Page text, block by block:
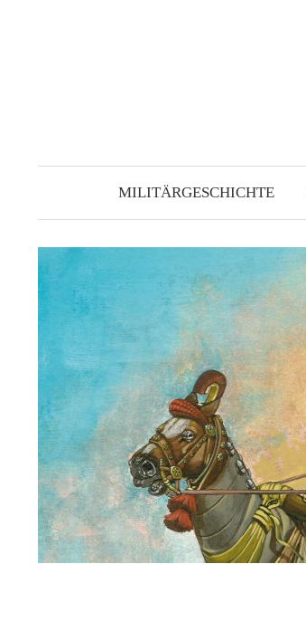
MILITÄRGESCHICHTE